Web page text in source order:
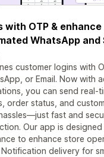
with OTP &
WhatsApp and
customer logins with
or Email. Now with
you can send real-
order status, and
fast and
Our app is
to enhance store
Notification delivery for